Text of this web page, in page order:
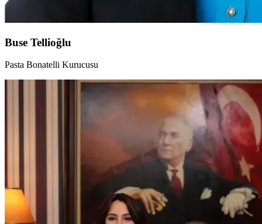
Buse Tellioğlu
Pasta Bonatelli Kurucusu